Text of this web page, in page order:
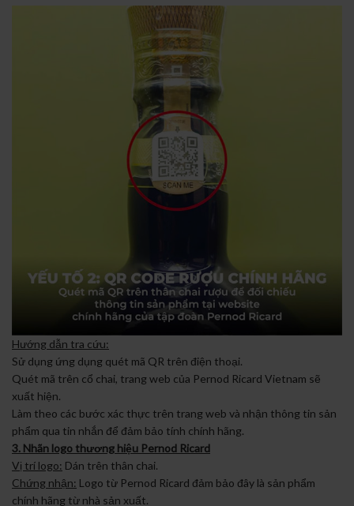
Hướng dẫn tra cứu:
Sử dụng ứng dụng quét mã QR trên điện thoại.
Quét mã trên cổ chai, trang web của Pernod Ricard Vietnam sẽ
xuất hiện.
Làm theo các bước xác thực trên trang web và nhận thông tin sản
phẩm qua tin nhắn để đảm bảo tính chính hãng.
3. Nhãn logo thương hiệu Pernod Ricard
Vị trí logo: Dán trên thân chai.
Chứng nhận: Logo từ Pernod Ricard đảm bảo đây là sản phẩm
chính hãng từ nhà sản xuất.